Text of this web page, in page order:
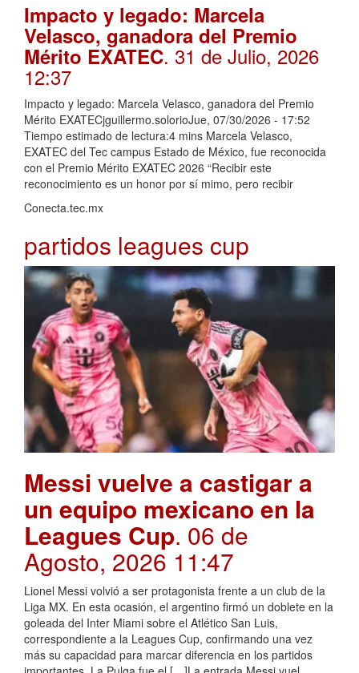
Impacto y legado: Marcela
Velasco, ganadora del Premio
Mérito EXATEC. 31 de Julio, 2026
12:37
Impacto y legado: Marcela Velasco, ganadora del Premio
Mérito EXATECjguillermo.solorioJue, 07/30/2026 - 17:52
Tiempo estimado de lectura:4 mins Marcela Velasco,
EXATEC del Tec campus Estado de México, fue reconocida
con el Premio Mérito EXATEC 2026 “Recibir este
reconocimiento es un honor por sí mimo, pero recibir
Conecta.tec.mx
partidos leagues cup
Messi vuelve a castigar a
un equipo mexicano en la
Leagues Cup. 06 de
Agosto, 2026 11:47
Lionel Messi volvió a ser protagonista frente a un club de la
Liga MX. En esta ocasión, el argentino firmó un doblete en la
goleada del Inter Miami sobre el Atlético San Luis,
correspondiente a la Leagues Cup, confirmando una vez
más su capacidad para marcar diferencia en los partidos